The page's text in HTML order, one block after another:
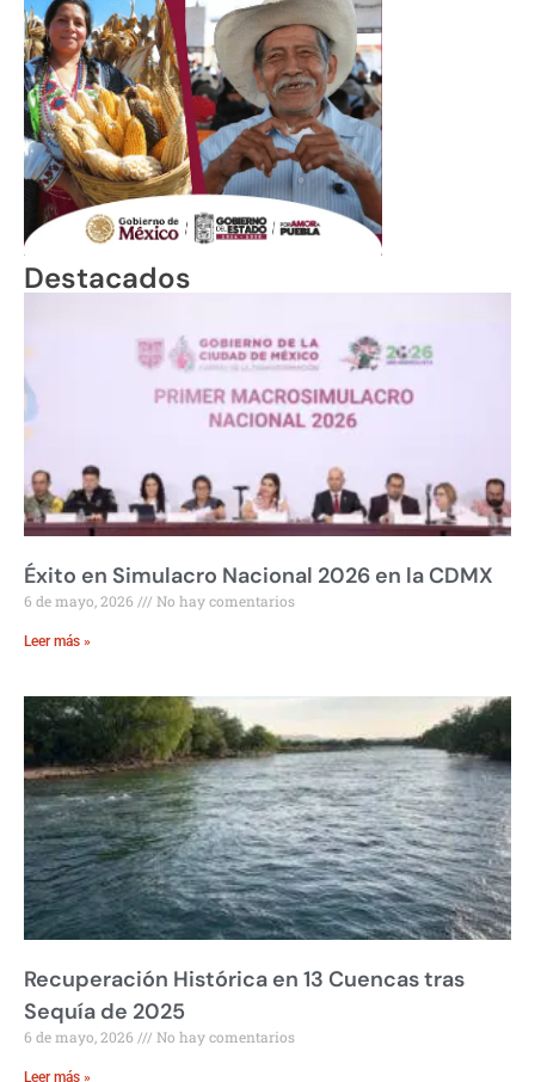
Destacados
Éxito en Simulacro Nacional 2026 en la CDMX
6 de mayo, 2026 No hay comentarios
Leer más »
Recuperación Histórica en 13 Cuencas tras
Sequía de 2025
6 de mayo, 2026 No hay comentarios
Leer más »